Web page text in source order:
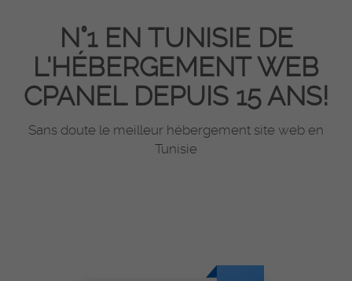
N°1 EN TUNISIE DE
L'HÉBERGEMENT WEB
CPANEL DEPUIS 15 ANS!
Sans doute le meilleur hébergement site web en
Tunisie